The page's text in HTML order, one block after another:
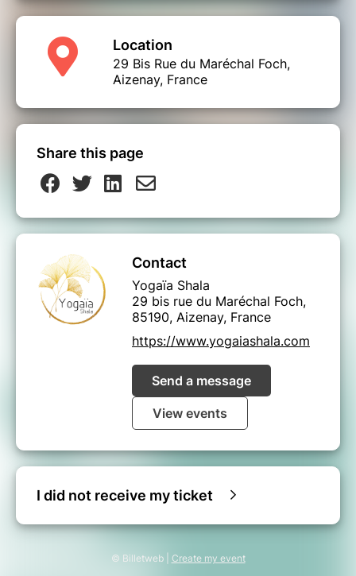
Location
29 Bis Rue du Maréchal Foch,
Aizenay, France
Share this page
Contact
Yogaïa Shala
29 bis rue du Maréchal Foch,
85190, Aizenay, France
https://www.yogaiashala.com
Send a message
View events
I did not receive my ticket
© Billetweb | Create my event